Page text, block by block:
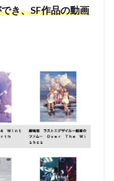
き、SF作品の動画